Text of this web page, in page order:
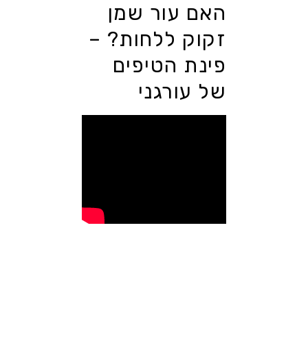
האם עור שמן
זקוק ללחות? –
פינת הטיפים
של עורגני